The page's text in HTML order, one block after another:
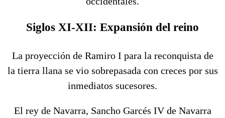
Siglos XI-XII: Expansión del reino
La proyección de Ramiro I para la reconquista de
la tierra llana se vio sobrepasada con creces por sus
inmediatos sucesores.
El rey de Navarra, Sancho Garcés IV de Navarra